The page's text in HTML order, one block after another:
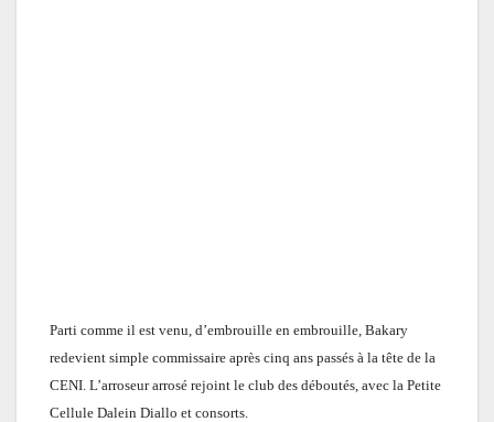
Parti comme il est venu, d’embrouille en embrouille, Bakary
redevient simple commissaire après cinq ans passés à la tête de la
CENI. L’arroseur arrosé rejoint le club des déboutés, avec la Petite
Cellule Dalein Diallo et consorts.